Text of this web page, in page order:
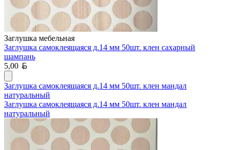
Заглушка мебельная
Заглушка самоклеящаяся д.14 мм 50шт. клен сахарный
шампань
5,00
Заглушка самоклеящаяся д.14 мм 50шт. клен мандал
натуральный
Заглушка самоклеящаяся д.14 мм 50шт. клен мандал
натуральный